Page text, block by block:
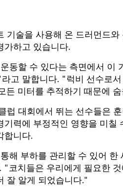
기술을 사용해 온 드러먼드
가하고 있습니다.
동할 수 있다는 측면에서 이
고 말합니다. "럭비 선수로
든 미터를 추적하기 때문에
럽 대회에서 뛰는 선수들은
기력에 부정적인 영향을 미칠
합니다.
해 부하를 관리할 수 있어 한
코치들은 우리에게 필요한
잘 알게 되었습니다."